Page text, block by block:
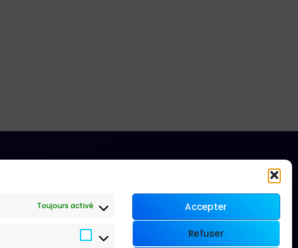
Toujours activé
Marketing
Accepter
Refuser